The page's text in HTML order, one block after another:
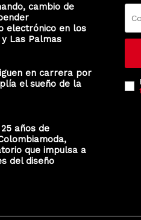
cambio de
electrónico en los
Las Palmas
en carrera por
el sueño de la
años de
que impulsa a
del diseño